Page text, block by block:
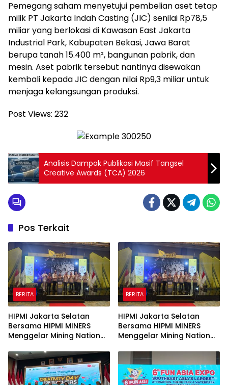
Pemegang saham menyetujui pembelian aset tetap
milik PT Jakarta Indah Casting (JIC) senilai Rp78,5
miliar yang berlokasi di Kawasan East Jakarta
Industrial Park, Kabupaten Bekasi, Jawa Barat
berupa tanah 15.400 m², bangunan pabrik, dan
mesin. Aset pabrik tersebut nantinya disewakan
kembali kepada JIC dengan nilai Rp9,3 miliar untuk
menjaga kelangsungan produksi.
Post Views: 232
Analisis Dampak Publikasi Masif Tangsel
Creative Awards (TCA) 2026
Pos Terkait
BERITA
HIPMI Jakarta Selatan
Bersama HIPMI MINERS
Menggelar Mining Nation
Indah Golf Jakarta
BERITA
HIPMI Jakarta Selatan
Bersama HIPMI MINERS
Menggelar Mining Nation
Indah Golf Jakarta